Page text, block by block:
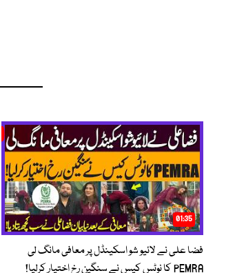
01:35
فضا علی نے لائیو شو اسکینڈل پر معافی مانگ لی
PEMRA کا نوٹس کیس نے سنگین رخ اختیار کرلیا!